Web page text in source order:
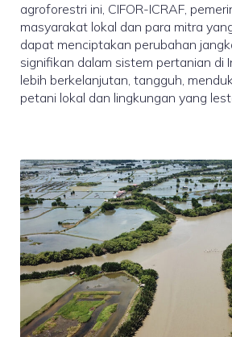
agroforestri ini, CIFOR-ICRAF,
masyarakat lokal dan para mitra
dapat menciptakan perubahan
signifikan dalam sistem pertanian di
lebih berkelanjutan, tangguh,
petani lokal dan lingkungan yang